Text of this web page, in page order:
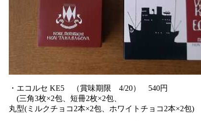
・エコルセ KE5 （賞味期限 4/20） 540円
(三角3枚×2包、短冊2枚×2包、
丸型(ミルクチョコ2本×2包、ホワイトチョコ2本×2包)